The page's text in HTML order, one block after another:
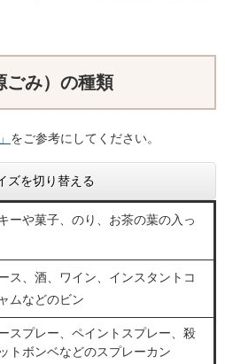
ごみ）の種類
をご参考にしてください。
ズを切り替える
ーや菓子、のり、お茶の葉の入っ
ス、酒、ワイン、インスタントコ
ムなどのビン
スプレー、ペイントスプレー、殺
トボンベなどのスプレーカン